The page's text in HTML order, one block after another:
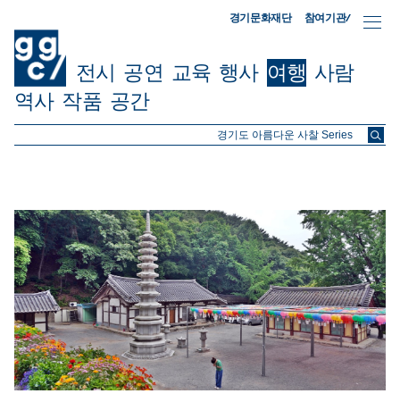
경기문화재단 참여기관/
전시 공연 교육 행사 여행 사람
역사 작품 공간
ggc/